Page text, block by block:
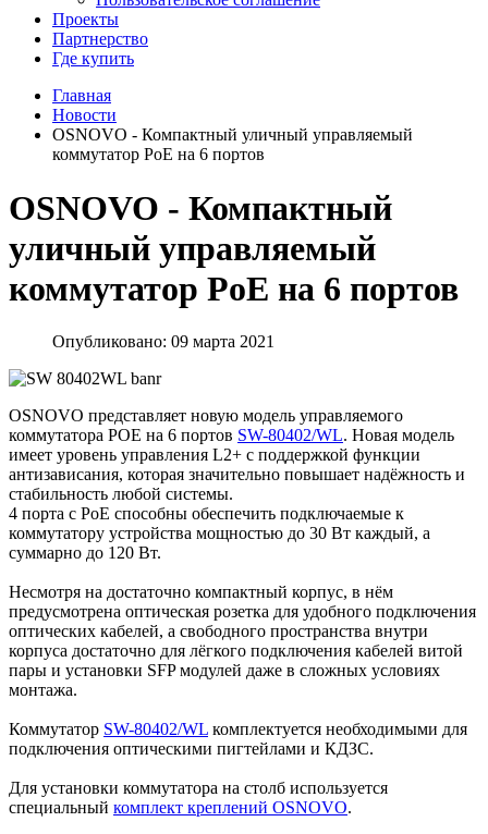
Проекты
Партнерство
Где купить
Главная
Новости
OSNOVO - Компактный уличный управляемый
коммутатор PoE на 6 портов
OSNOVO - Компактный
уличный управляемый
коммутатор PoE на 6 портов
Опубликовано: 09 марта 2021
OSNOVO представляет новую модель управляемого
коммутатора POE на 6 портов SW-80402/WL. Новая модель
имеет уровень управления L2+ с поддержкой функции
антизависания, которая значительно повышает надёжность и
стабильность любой системы.
4 порта с PoE способны обеспечить подключаемые к
коммутатору устройства мощностью до 30 Вт каждый, а
суммарно до 120 Вт.
Несмотря на достаточно компактный корпус, в нём
предусмотрена оптическая розетка для удобного подключения
оптических кабелей, а свободного пространства внутри
корпуса достаточно для лёгкого подключения кабелей витой
пары и установки SFP модулей даже в сложных условиях
монтажа.
Коммутатор SW-80402/WL комплектуется необходимыми для
подключения оптическими пигтейлами и КДЗС.
Для установки коммутатора на столб используется
специальный комплект креплений OSNOVO.